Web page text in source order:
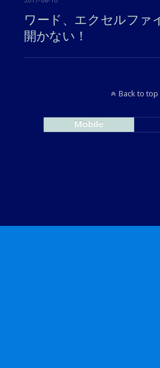
ワード、エクセルファ
開かない！
Back to top
Mobile